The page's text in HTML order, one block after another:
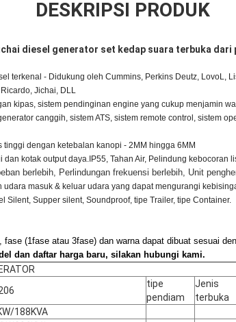
DESKRIPSI PRODUK
diesel generator set kedap suara terbuka dari
terkenal - Didukung oleh Cummins, Perkins Deutz, LovoL,
Jichai, DLL
kipas, sistem pendinginan engine yang cukup menjamin
canggih, sistem ATS, sistem remote control, sistem
dengan ketebalan kanopi - 2MM hingga 6MM
kotak output daya.IP55, Tahan Air, Pelindung kebocoran
berlebih, Perlindungan frekuensi berlebih, Unit
masuk & keluar udara yang dapat mengurangi
Silent, Supper silent, Soundproof, tipe Trailer, tipe Container.
(1fase atau 3fase) dan warna dapat dibuat sesuai
dan daftar harga baru, silakan hubungi kami.
tipe
pendiam
Jenis
terbuka
188KVA